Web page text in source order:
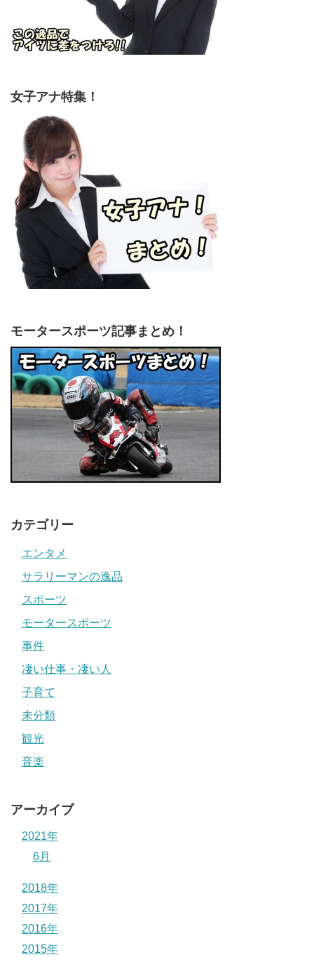
女子アナ特集！
モータースポーツ記事まとめ！
カテゴリー
エンタメ
サラリーマンの逸品
スポーツ
モータースポーツ
事件
凄い仕事・凄い人
子育て
未分類
観光
音楽
アーカイブ
2021年
6月
2018年
2017年
2016年
2015年